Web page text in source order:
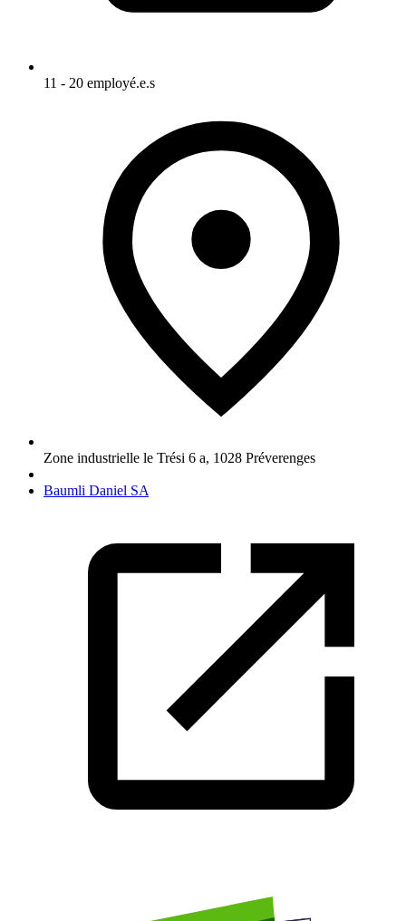
11 - 20 employé.e.s
Zone industrielle le Trési 6 a, 1028 Préverenges
Baumli Daniel SA